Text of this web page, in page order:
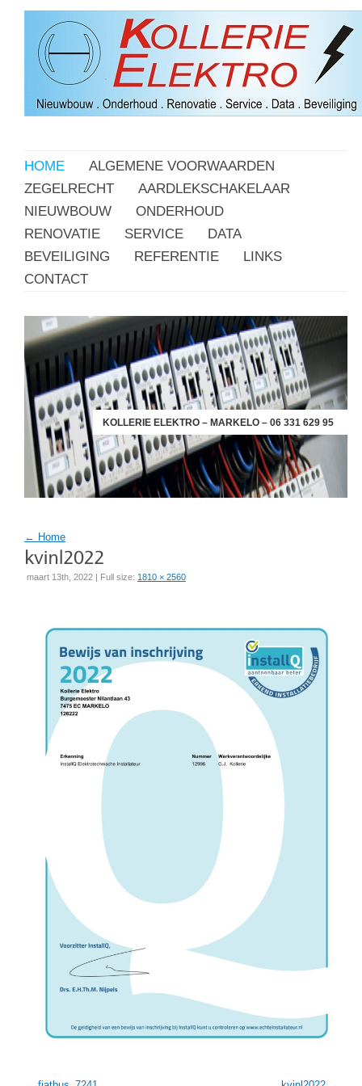
HOME
ALGEMENE VOORWAARDEN
ZEGELRECHT
AARDLEKSCHAKELAAR
NIEUWBOUW
ONDERHOUD
RENOVATIE
SERVICE
DATA
BEVEILIGING
REFERENTIE
LINKS
CONTACT
KOLLERIE ELEKTRO – MARKELO – 06 331 629 95
← Home
maart 13th, 2022 | Full size: 1810 × 2560